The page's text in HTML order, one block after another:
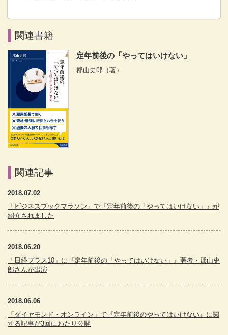
関連書籍
定年前後の「やってはいけない」
郡山史郎 （著）
関連記事
2018.07.02
「ビジネスブックマラソン」で『定年前後の「やってはいけない」』が
紹介されました
2018.06.20
「日経プラス10」に『定年前後の「やってはいけない」』著者・郡山史
郎さんが出演
2018.06.06
「ダイヤモンド・オンライン」で『定年前後のやってはいけない』に関
する記事が3回にわたり公開